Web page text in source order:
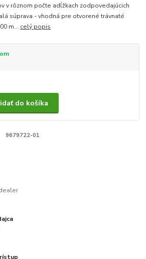
v rôznom počte adĺžkach zodpovedajúcich
súprava - vhodná pre otvorené trávnaté
m... celý popis
do košíka
9679722-01